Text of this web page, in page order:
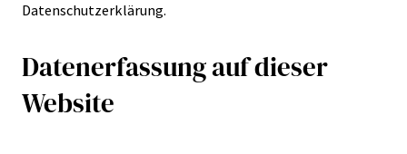
Datenschutzerklärung.
Datenerfassung auf dieser
Website